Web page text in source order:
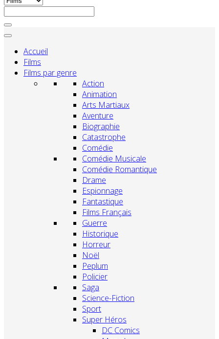
Accueil
Films
Films par genre
Action
Animation
Arts Martiaux
Aventure
Biographie
Catastrophe
Comédie
Comédie Musicale
Comédie Romantique
Drame
Espionnage
Fantastique
Films Français
Guerre
Historique
Horreur
Noël
Peplum
Policier
Saga
Science-Fiction
Sport
Super Héros
DC Comics